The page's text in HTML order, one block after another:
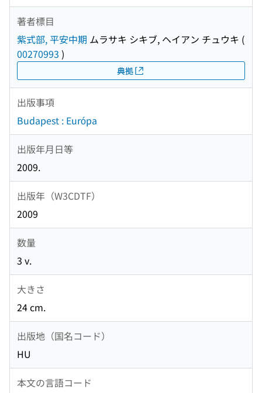
著者標目
紫式部, 平安中期 ムラサキ シキブ, ヘイアン チュウキ (
00270993 )
典拠
出版事項
Budapest : Európa
出版年月日等
2009.
出版年（W3CDTF）
2009
数量
3 v.
大きさ
24 cm.
出版地（国名コード）
HU
本文の言語コード